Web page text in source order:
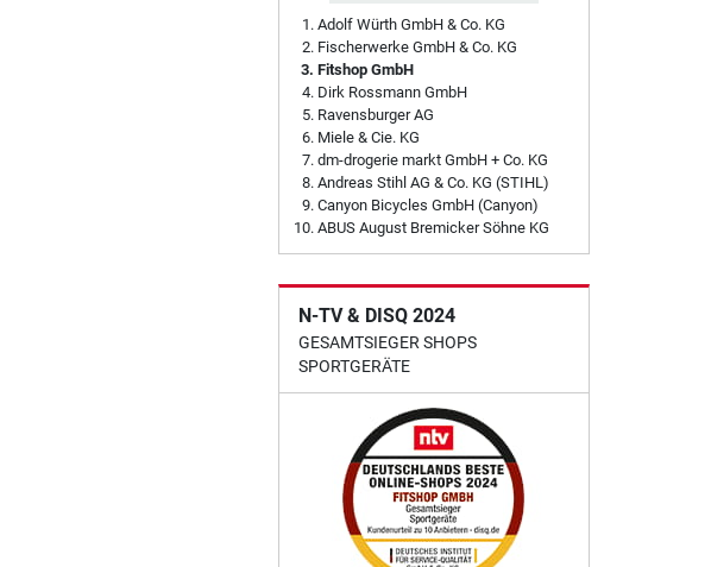
Adolf Würth GmbH & Co. KG
Fischerwerke GmbH & Co. KG
Fitshop GmbH
Dirk Rossmann GmbH
Ravensburger AG
Miele & Cie. KG
dm-drogerie markt GmbH + Co. KG
Andreas Stihl AG & Co. KG (STIHL)
Canyon Bicycles GmbH (Canyon)
ABUS August Bremicker Söhne KG
N-TV & DISQ 2024
GESAMTSIEGER SHOPS
SPORTGERÄTE